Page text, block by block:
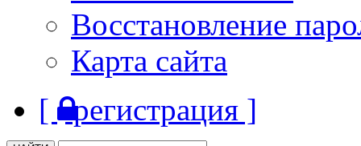
Восстановление
Карта сайта
[ регистрация ]